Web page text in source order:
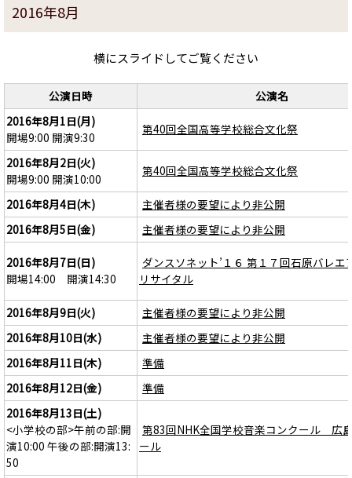
2016年8月
横にスライドしてご覧ください
公演日時
公演名
2016年8月1日(月)
開場9:00 開演9:30
第40回全国高等学校総合文化祭
2016年8月2日(火)
開場9:00 開演10:00
第40回全国高等学校総合文化祭
2016年8月4日(木)
主催者様の要望により非公開
2016年8月5日(金)
主催者様の要望により非公開
2016年8月7日(日)
開場14:00 開演14:30
ダンスソネット’１６ 第１７回石原バレエ
リサイタル
2016年8月9日(火)
主催者様の要望により非公開
2016年8月10日(水)
主催者様の要望により非公開
2016年8月11日(木)
準備
2016年8月12日(金)
準備
2016年8月13日(土)
<小学校の部>午前の部:開
演10:00 午後の部:開演13:
50
第83回NHK全国学校音楽コンクール 広
ール